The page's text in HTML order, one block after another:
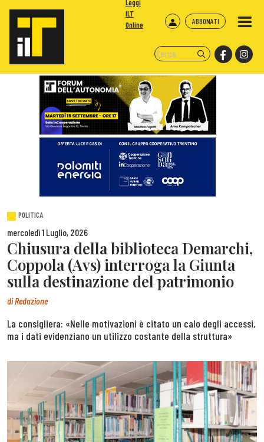
ABBONATI
Leggi
ILT
Online
POLITICA
mercoledì 1 Luglio, 2026
Chiusura della biblioteca Demarchi,
Coppola (Avs) interroga la Giunta
sulla destinazione del patrimonio
diRedazione
La consigliera: «Nelle motivazioni è citato un calo degli accessi,
ma i dati evidenziano un utilizzo costante della struttura»